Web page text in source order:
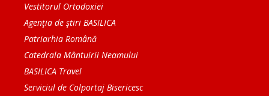
Vestitorul Ortodoxiei
Agenţia de ştiri BASILICA
Patriarhia Română
Catedrala Mântuirii Neamului
BASILICA Travel
Serviciul de Colportaj Bisericesc